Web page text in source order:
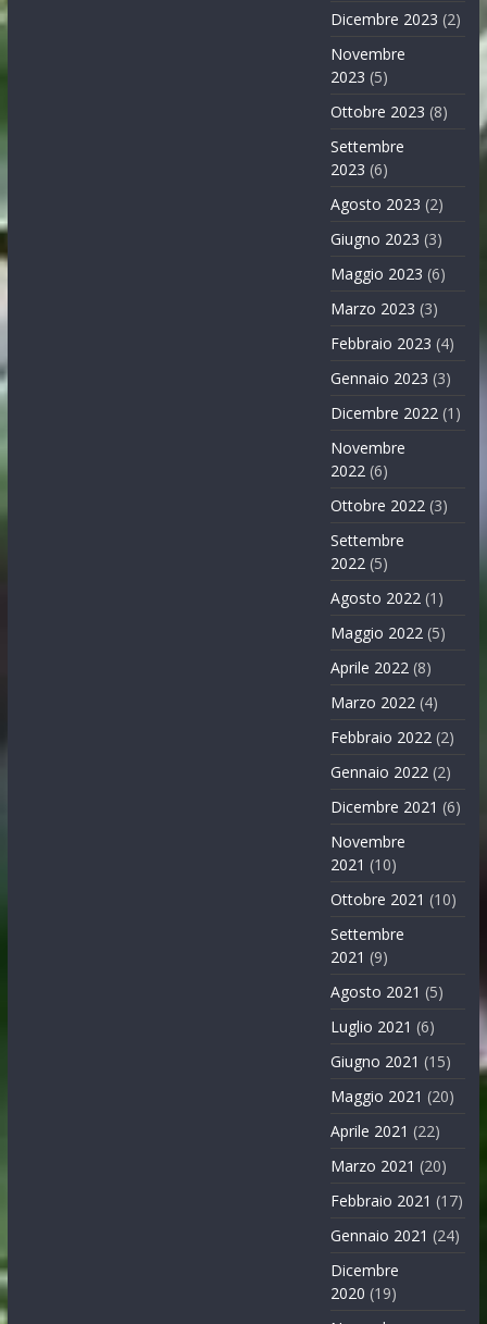
Dicembre 2023 (2)
Novembre
2023 (5)
Ottobre 2023 (8)
Settembre
2023 (6)
Agosto 2023 (2)
Giugno 2023 (3)
Maggio 2023 (6)
Marzo 2023 (3)
Febbraio 2023 (4)
Gennaio 2023 (3)
Dicembre 2022 (1)
Novembre
2022 (6)
Ottobre 2022 (3)
Settembre
2022 (5)
Agosto 2022 (1)
Maggio 2022 (5)
Aprile 2022 (8)
Marzo 2022 (4)
Febbraio 2022 (2)
Gennaio 2022 (2)
Dicembre 2021 (6)
Novembre
2021 (10)
Ottobre 2021 (10)
Settembre
2021 (9)
Agosto 2021 (5)
Luglio 2021 (6)
Giugno 2021 (15)
Maggio 2021 (20)
Aprile 2021 (22)
Marzo 2021 (20)
Febbraio 2021 (17)
Gennaio 2021 (24)
Dicembre
2020 (19)